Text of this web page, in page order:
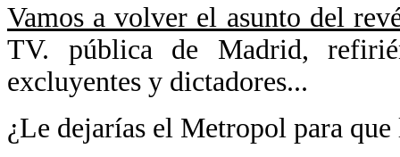
Vamos a volver el asunto del
TV. pública de Madrid,
excluyentes y dictadores...
¿Le dejarías el Metropol para que